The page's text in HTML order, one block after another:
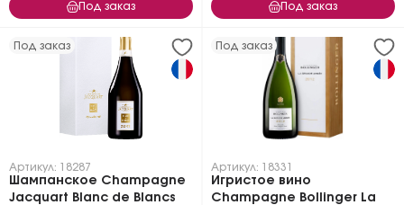
Под заказ Под заказ
Под заказ
Артикул: 18287
Шампанское Champagne
Jacquart Blanc de Blancs
Под заказ
Артикул: 18331
Игристое вино
Champagne Bollinger La